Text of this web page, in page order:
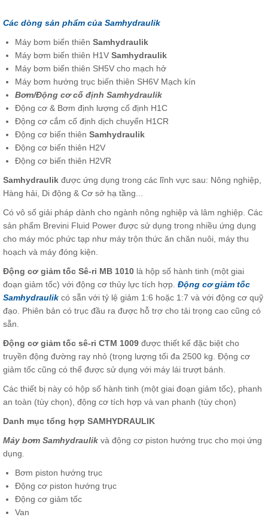
Các dòng sản phẩm của Samhydraulik
Máy bơm biến thiên Samhydraulik
Máy bơm biến thiên H1V Samhydraulik
Máy bơm biến thiên SH5V cho mạch hở
Máy bơm hướng trục biến thiên SH6V Mạch kín
Bơm/Động cơ cố định Samhydraulik
Động cơ & Bơm định lượng cố định H1C
Động cơ cắm cố định dịch chuyển H1CR
Động cơ biến thiên Samhydraulik
Động cơ biến thiên H2V
Động cơ biến thiên H2VR
Samhydraulik được ứng dụng trong các lĩnh vực sau: Nông nghiệp,
Hàng hải, Di động & Cơ sở hạ tầng...
Có vô số giải pháp dành cho ngành nông nghiệp và lâm nghiệp. Các
sản phẩm Brevini Fluid Power được sử dụng trong nhiều ứng dụng
cho máy móc phức tạp như máy trộn thức ăn chăn nuôi, máy thu
hoạch và máy đóng kiện.
Động cơ giảm tốc Sê-ri MB 1010 là hộp số hành tinh (một giai
đoạn giảm tốc) với động cơ thủy lực tích hợp. Động cơ giảm tốc
Samhydraulik có sẵn với tỷ lệ giảm 1:6 hoặc 1:7 và với động cơ quỹ
đạo. Phiên bản có trục đầu ra được hỗ trợ cho tải trọng cao cũng có
sẵn.
Động cơ giảm tốc sê-ri CTM 1009 được thiết kế đặc biệt cho
truyền động đường ray nhỏ (trọng lượng tối đa 2500 kg. Động cơ
giảm tốc cũng có thể được sử dụng với máy lái trượt bánh.
Các thiết bị này có hộp số hành tinh (một giai đoạn giảm tốc), phanh
an toàn (tùy chọn), động cơ tích hợp và van phanh (tùy chọn)
Danh mục tổng hợp SAMHYDRAULIK
Máy bơm Samhydraulik và động cơ piston hướng trục cho mọi ứng
dụng.
Bơm piston hướng trục
Động cơ piston hướng trục
Động cơ giảm tốc
Van